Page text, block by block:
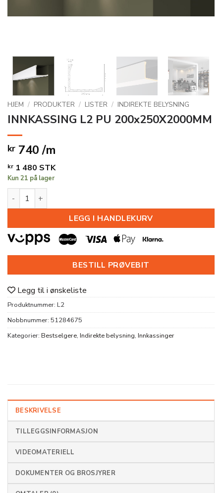
HJEM / PRODUKTER / LISTER / INDIREKTE BELYSNING
INNKASSING L2 PU 200x250X2000MM
kr 740 /m
kr 1 480 STK
Kun 21 på lager
INNKASSING L2 PU 200x250X2000MM antall
LEGG I HANDLEKURV
BESTILL PRØVEBIT
Legg til i ønskeliste
Produktnummer: L2
Nobbnummer: 51284675
Kategorier: Bestselgere, Indirekte belysning, Innkassinger
BESKRIVELSE
TILLEGGSINFORMASJON
VIDEOMATERIELL
DOKUMENTER OG BROSJYRER